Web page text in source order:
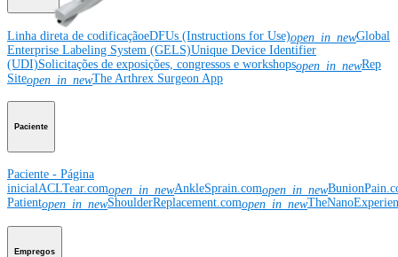
Linha direta de codificaçãoeDFUs (Instructions for Use)open_in_newGlobal
Enterprise Labeling System (GELS)Unique Device Identifier
(UDI)Solicitações de exposições, congressos e workshopsopen_in_newRep
Siteopen_in_newThe Arthrex Surgeon App
Paciente
Paciente - Página
inicialACLTear.comopen_in_newAnkleSprain.comopen_in_new
Patientopen_in_newShoulderReplacement.comopen_in_new
Empregos